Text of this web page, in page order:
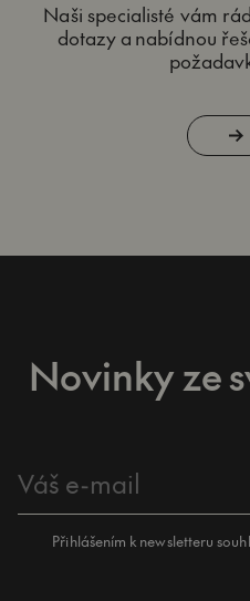
Naši specialisté vám
dotazy a nabídnou
Novinky ze
Přihlášením k newsletteru